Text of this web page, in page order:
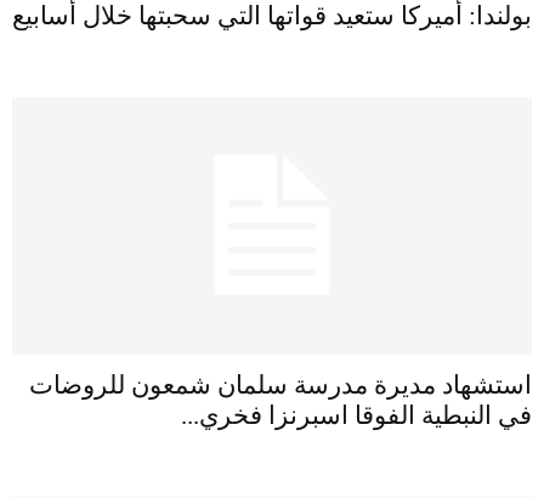
بولندا: أميركا ستعيد قواتها التي سحبتها خلال أسابيع
استشهاد مديرة مدرسة سلمان شمعون للروضات
في النبطية الفوقا اسبرنزا فخري...